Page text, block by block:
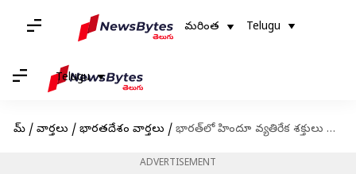
మరింత Telugu
Telugu
హోమ్ / వార్తలు / భారతదేశం వార్తలు / భారత్‌లో హిందూ వ్యతిరేక శక్తులు నిత్యానందను వేధించాయి: 'కైలాస' రాయబారి విజయప్రియ
ADVERTISEMENT